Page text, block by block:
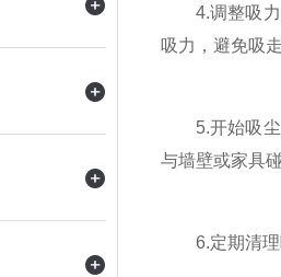
4.调整吸力：
吸力，避免吸
5.开始吸尘：
与墙壁或家具
6.定期清理吸